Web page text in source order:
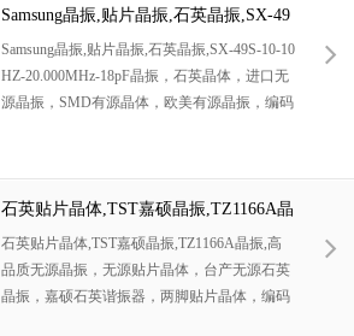
资料与长期供货保障.
振尺寸：5.0x3.2mm，HCMOS输出石英晶振，
温度补偿振荡器，该晶振产品外观是金属封
装，具备超高的封闭性能，产品本身使用无铅
化，卷带SMD包装，可采用高速贴片机进行焊
Samsung晶振,贴片晶振,石英晶振,SX-49
S-10-10HZ-20.000MHz-18pF晶振
Samsung晶振,贴片晶振,石英晶振,SX-49S-10-10
HZ-20.000MHz-18pF晶振，石英晶体，进口无
源晶振，SMD有源晶体，欧美有源晶振，编码
差为：±10ppm，负载电容为：18pF，工作温
度范围：-20℃至+70℃，小体积晶振尺寸：12.
4x4.9mm，晶振厂家，石英贴片晶振，49SMD
晶振，高品质石英晶振，低衰减石英晶振，韩
国新松晶振，石英贴片晶振，高精度有源谐振
石英贴片晶体,TST嘉硕晶振,TZ1166A晶
振,高品质无源晶振
石英贴片晶体,TST嘉硕晶振,TZ1166A晶振,高
品质无源晶振，无源贴片晶体，台产无源石英
晶振，嘉硕石英谐振器，两脚贴片晶体，编码